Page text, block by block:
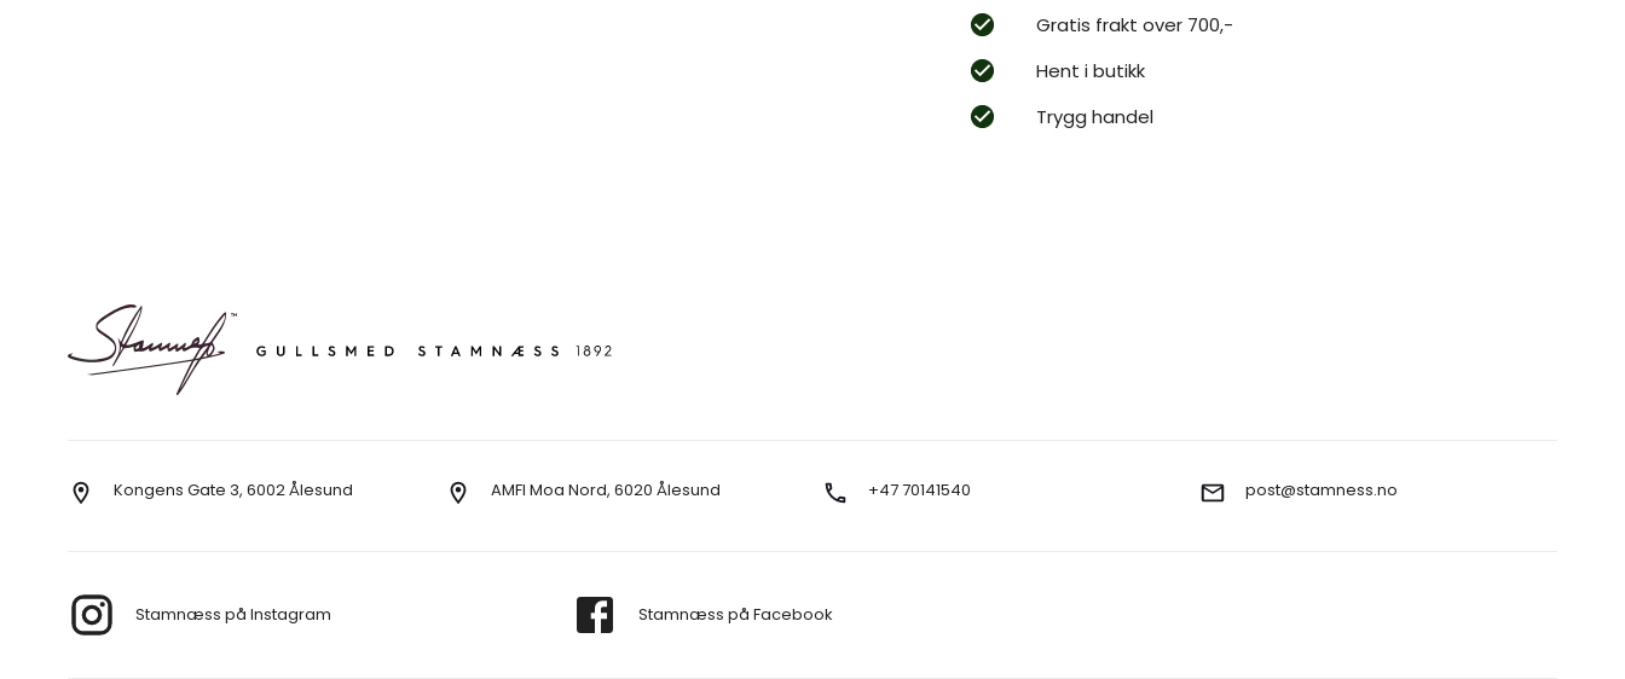
Gratis frakt over 700,-
Hent i butikk
Trygg handel
Kongens Gate 3, 6002 Ålesund AMFI Moa Nord, 6020 Ålesund +47 70141540 post@stamness.no
Stamnæss på Instagram Stamnæss på Facebook